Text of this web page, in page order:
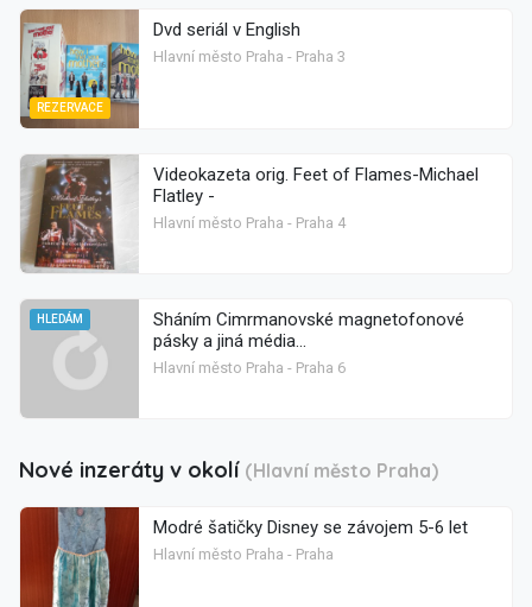
REZERVACE
Dvd seriál v English
Hlavní město Praha - Praha 3
Videokazeta orig. Feet of Flames-Michael
Flatley -
Hlavní město Praha - Praha 4
HLEDÁM
Sháním Cimrmanovské magnetofonové
pásky a jiná média...
Hlavní město Praha - Praha 6
Nové inzeráty v okolí (Hlavní město Praha)
Modré šatičky Disney se závojem 5-6 let
Hlavní město Praha - Praha